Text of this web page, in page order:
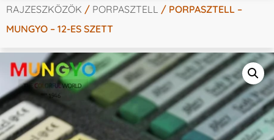
RAJZESZKÖZÖK / PORPASZTELL / PORPASZTELL –
MUNGYO – 12-ES SZETT